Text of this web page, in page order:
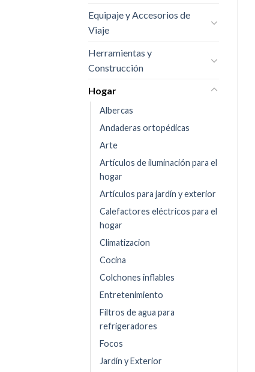
Equipaje y Accesorios de
Viaje
Herramientas y
Construcción
Hogar
Albercas
Andaderas ortopédicas
Arte
Artículos de iluminación para el
hogar
Artículos para jardín y exterior
Calefactores eléctricos para el
hogar
Climatizacion
Cocina
Colchones inflables
Entretenimiento
Filtros de agua para
refrigeradores
Focos
Jardín y Exterior